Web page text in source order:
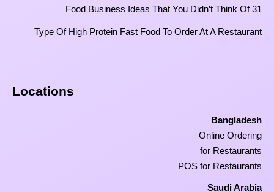
31 Food Business Ideas That You Didn’t Think Of
Type Of High Protein Fast Food To Order At A Restaurant
Locations
Bangladesh
Online Ordering
for Restaurants
POS for Restaurants
Saudi Arabia